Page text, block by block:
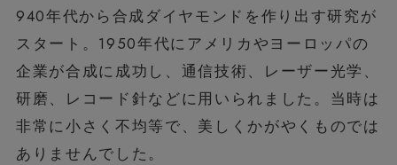
940年代から合成ダイヤモンドを作り出す研究が
スタート。1950年代にアメリカやヨーロッパの
企業が合成に成功し、通信技術、レーザー光学、
研磨、レコード針などに用いられました。当時は
非常に小さく不均等で、美しくかがやくものでは
ありませんでした。